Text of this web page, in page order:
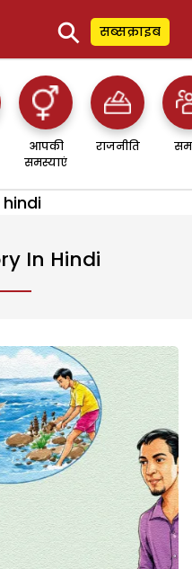
⚲ सब्सक्राइब
आपकी
समस्याएं
राजनीति
In Hindi